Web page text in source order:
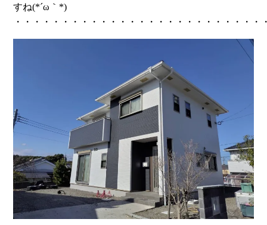
すね(*´ω｀*)
・・・・・・・・・・・・・・・・・・・・・・・・・